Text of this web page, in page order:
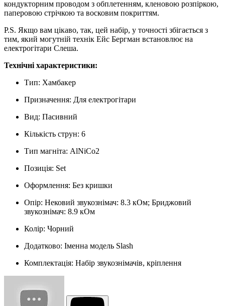
кондукторним проводом з обплетенням, кленовою розпіркою,
паперовою стрічкою та восковим покриттям.
P.S. Якщо вам цікаво, так, цей набір, у точності збігається з
тим, який могутній технік Ейс Бергман встановлює на
електрогітари Слеша.
Технічні характеристики:
Тип: Хамбакер
Призначення: Для електрогітари
Вид: Пасивний
Кількість струн: 6
Тип магніта: AlNiCo2
Позиція: Set
Оформлення: Без кришки
Опір: Нековий звукознімач: 8.3 кОм; Бриджовий
звукознімач: 8.9 кОм
Колір: Чорний
Додатково: Іменна модель Slash
Комплектація: Набір звукознімачів, кріплення